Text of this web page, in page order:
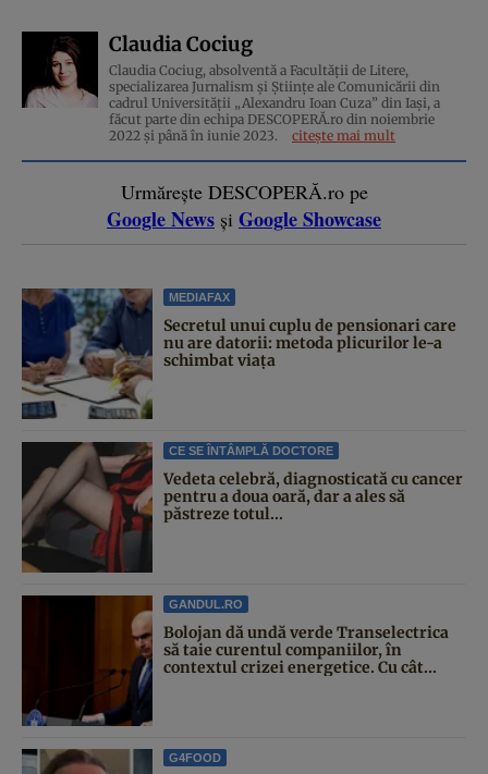
Claudia Cociug
Claudia Cociug, absolventă a Facultății de Litere,
specializarea Jurnalism și Științe ale Comunicării din
cadrul Universității „Alexandru Ioan Cuza” din Iași, a
făcut parte din echipa DESCOPERĂ.ro din noiembrie
2022 și până în iunie 2023.
citește mai mult
Urmărește DESCOPERĂ.ro pe
Google News și Google Showcase
MEDIAFAX
Secretul unui cuplu de pensionari care
nu are datorii: metoda plicurilor le-a
schimbat viața
CE SE ÎNTÂMPLĂ DOCTORE
Vedeta celebră, diagnosticată cu cancer
pentru a doua oară, dar a ales să
păstreze totul...
GANDUL.RO
Bolojan dă undă verde Transelectrica
să taie curentul companiilor, în
contextul crizei energetice. Cu cât...
G4FOOD